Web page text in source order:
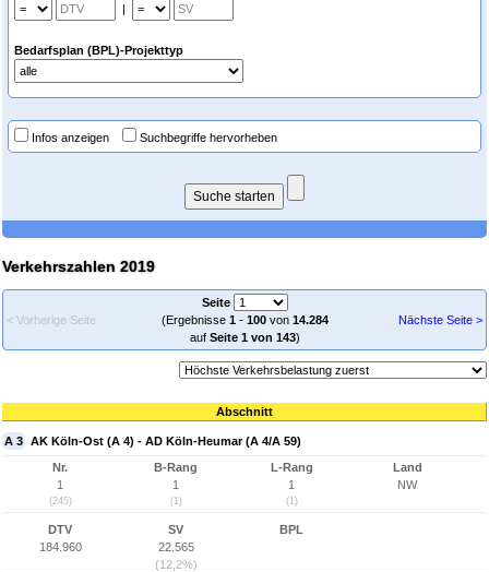
|
Bedarfsplan (BPL)-Projekttyp
Infos anzeigen Suchbegriffe hervorheben
Verkehrszahlen 2019
< Vorherige Seite
Seite
(Ergebnisse 1- 100von 14.284
auf Seite 1 von 143)
Nächste Seite >
Abschnitt
A 3 AK Köln-Ost (A 4) - AD Köln-Heumar (A 4/A 59)
Nr.
1
(245)
B-Rang
1
(1)
L-Rang
1
(1)
Land
NW
DTV
184.960
SV
22.565
(12,2%)
BPL